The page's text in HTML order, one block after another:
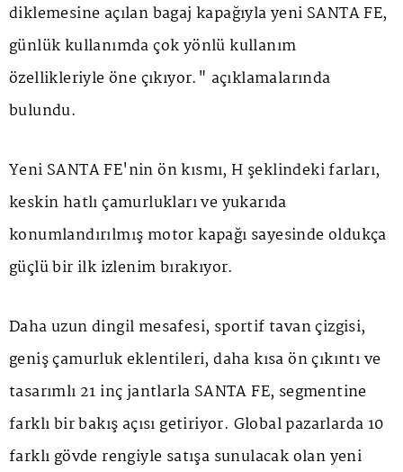
diklemesine açılan bagaj kapağıyla yeni SANTA FE,
günlük kullanımda çok yönlü kullanım
özellikleriyle öne çıkıyor." açıklamalarında
bulundu.
Yeni SANTA FE'nin ön kısmı, H şeklindeki farları,
keskin hatlı çamurlukları ve yukarıda
konumlandırılmış motor kapağı sayesinde oldukça
güçlü bir ilk izlenim bırakıyor.
Daha uzun dingil mesafesi, sportif tavan çizgisi,
geniş çamurluk eklentileri, daha kısa ön çıkıntı ve
tasarımlı 21 inç jantlarla SANTA FE, segmentine
farklı bir bakış açısı getiriyor. Global pazarlarda 10
farklı gövde rengiyle satışa sunulacak olan yeni